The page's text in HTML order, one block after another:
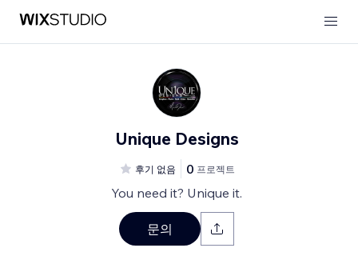
Unique Designs
후기 없음 0 프로젝트
You need it? Unique it.
문의